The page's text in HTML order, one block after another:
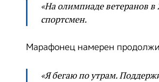
«На олимпиаде ветеранов
спортсмен.
Марафонец намерен
«Я бегаю по утрам.